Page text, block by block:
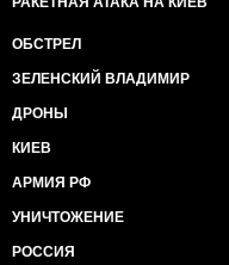
ОБСТРЕЛ
ЗЕЛЕНСКИЙ ВЛАДИМИР
ДРОНЫ
КИЕВ
АРМИЯ РФ
УНИЧТОЖЕНИЕ
РОССИЯ